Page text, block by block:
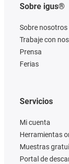
Sobre igus®
Sobre nosotros
Trabaje con
Prensa
Ferias
Servicios
Mi cuenta
Herramientas
Muestras
Portal de